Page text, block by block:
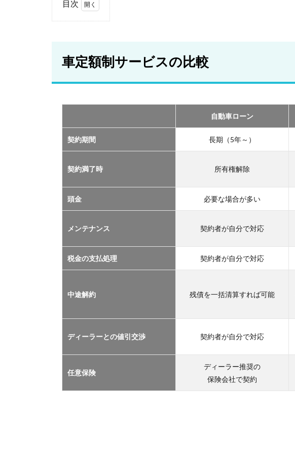
目次
制
ー
ス
比
較
2
おす
の定
額制
サー
TOP
2.1
車サ
クリ
マイ
カー
ス
2.3
車定額制サービスの比較
自動車ローン
契約期間 長期（5年～）
契約満了時 所有権解除
頭金 必要な場合が多い
メンテナンス 契約者が自分で対応
税金の支払処理 契約者が自分で対応
中途解約 残債を一括清算すれば可能
ディーラーとの値引交渉 契約者が自分で対応
任意保険
ディーラー推奨の
保険会社で契約